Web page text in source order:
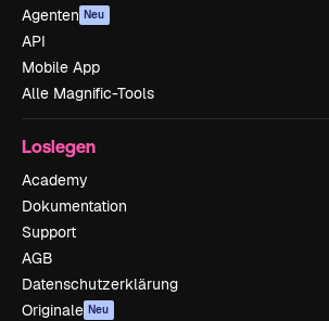
Agenten Neu
API
Mobile App
Alle Magnific-Tools
Loslegen
Academy
Dokumentation
Support
AGB
Datenschutzerklärung
Originale Neu